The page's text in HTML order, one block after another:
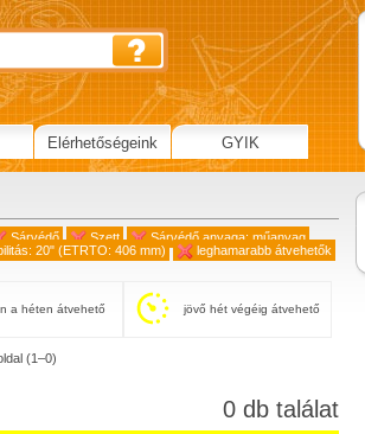
Sárvédő Szett
Sárvédő anyaga: műanyag
20" (ETRTO: 406 mm) leghamarabb átvehetők
a héten átvehető jövő hét végéig átvehető
(1–0)
0 db találat
Elérhetőségeink GYIK